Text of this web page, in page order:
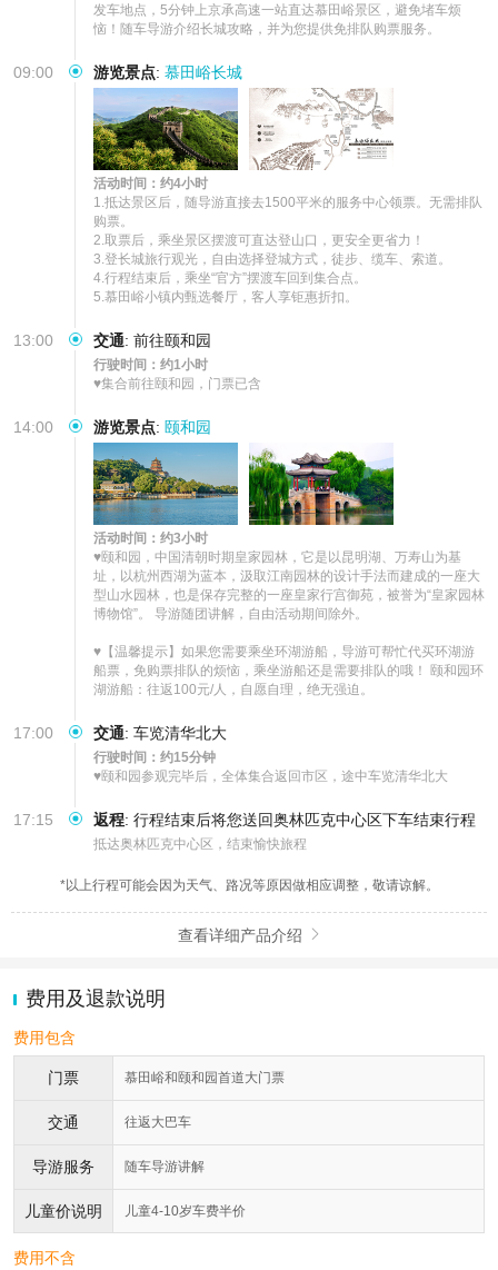
发车地点，5分钟上京承高速一站直达慕田峪景区，避免堵车烦
恼！随车导游介绍长城攻略，并为您提供免排队购票服务。
09:00 游览景点: 慕田峪长城
活动时间：约4小时
1.抵达景区后，随导游直接去1500平米的服务中心领票。无需排队
购票。
2.取票后，乘坐景区摆渡可直达登山口，更安全更省力！
3.登长城旅行观光，自由选择登城方式，徒步、缆车、索道。
4.行程结束后，乘坐“官方”摆渡车回到集合点。
5.慕田峪小镇内甄选餐厅，客人享钜惠折扣。
13:00 交通: 前往颐和园
行驶时间：约1小时
♥集合前往颐和园，门票已含
14:00 游览景点: 颐和园
活动时间：约3小时
♥颐和园，中国清朝时期皇家园林，它是以昆明湖、万寿山为基
址，以杭州西湖为蓝本，汲取江南园林的设计手法而建成的一座大
型山水园林，也是保存完整的一座皇家行宫御苑，被誉为“皇家园林
博物馆”。 导游随团讲解，自由活动期间除外。
♥【温馨提示】如果您需要乘坐环湖游船，导游可帮忙代买环湖游
船票，免购票排队的烦恼，乘坐游船还是需要排队的哦！ 颐和园环
湖游船：往返100元/人，自愿自理，绝无强迫。
17:00 交通: 车览清华北大
行驶时间：约15分钟
♥颐和园参观完毕后，全体集合返回市区，途中车览清华北大
17:15 返程: 行程结束后将您送回奥林匹克中心区下车结束行程
抵达奥林匹克中心区，结束愉快旅程
*以上行程可能会因为天气、路况等原因做相应调整，敬请谅解。
查看详细产品介绍 
费用及退款说明
费用包含
门票 慕田峪和颐和园首道大门票
交通 往返大巴车
导游服务 随车导游讲解
儿童价说明 儿童4-10岁车费半价
费用不含